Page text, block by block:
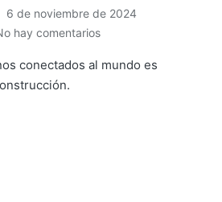
6 de noviembre de 2024
hay comentarios
conectados al mundo es